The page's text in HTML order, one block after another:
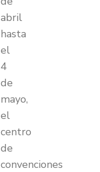
abril
hasta
el
4
de
mayo,
el
centro
de
convenciones